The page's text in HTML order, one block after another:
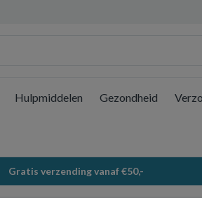
Hulpmiddelen Gezondheid
Gratis verzending vanaf €50,-